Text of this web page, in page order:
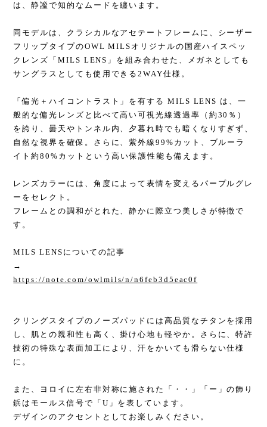
は、静謐で知的なムードを纏います。
同モデルは、クラシカルなアセテートフレームに、シーザー
フリップタイプのOWL MILSオリジナルの国産ハイスペッ
クレンズ「MILS LENS」を組み合わせた、メガネとしても
サングラスとしても使用できる2WAY仕様。
「偏光＋ハイコントラスト」を有する MILS LENS は、一
般的な偏光レンズと比べて高い可視光線透過率（約30％）
を誇り、曇天やトンネル内、夕暮れ時でも暗くなりすぎず、
自然な視界を確保。さらに、紫外線99%カット、ブルーラ
イト約80%カットという高い保護性能も備えます。
レンズカラーには、角度によって表情を変えるパープルグレ
ーをセレクト。
フレームとの調和がとれた、静かに際立つ美しさが特徴で
す。
MILS LENSについての記事
→
https://note.com/owlmils/n/n6feb3d5eac0f
クリングスタイプのノーズパッドには高品質なチタンを採用
し、肌との親和性も高く、掛け心地も軽やか。さらに、特許
技術の特殊な表面加工により、汗をかいても滑らない仕様
に。
また、ヨロイに左右非対称に施された「・・」「ー」の飾り
鋲はモールス信号で「U」を表しています。
デザインのアクセントとしてお楽しみください。